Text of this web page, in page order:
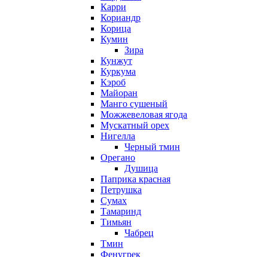
Карри
Кориандр
Корица
Кумин
Зира
Кунжут
Куркума
Кэроб
Майоран
Манго сушеный
Можжевеловая ягода
Мускатный орех
Нигелла
Черный тмин
Орегано
Душица
Паприка красная
Петрушка
Сумах
Тамаринд
Тимьян
Чабрец
Тмин
Фенугрек